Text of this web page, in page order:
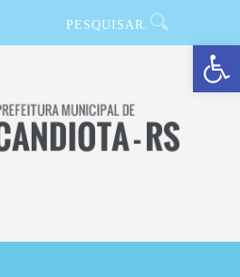
Barra de Ferramentas Aberta